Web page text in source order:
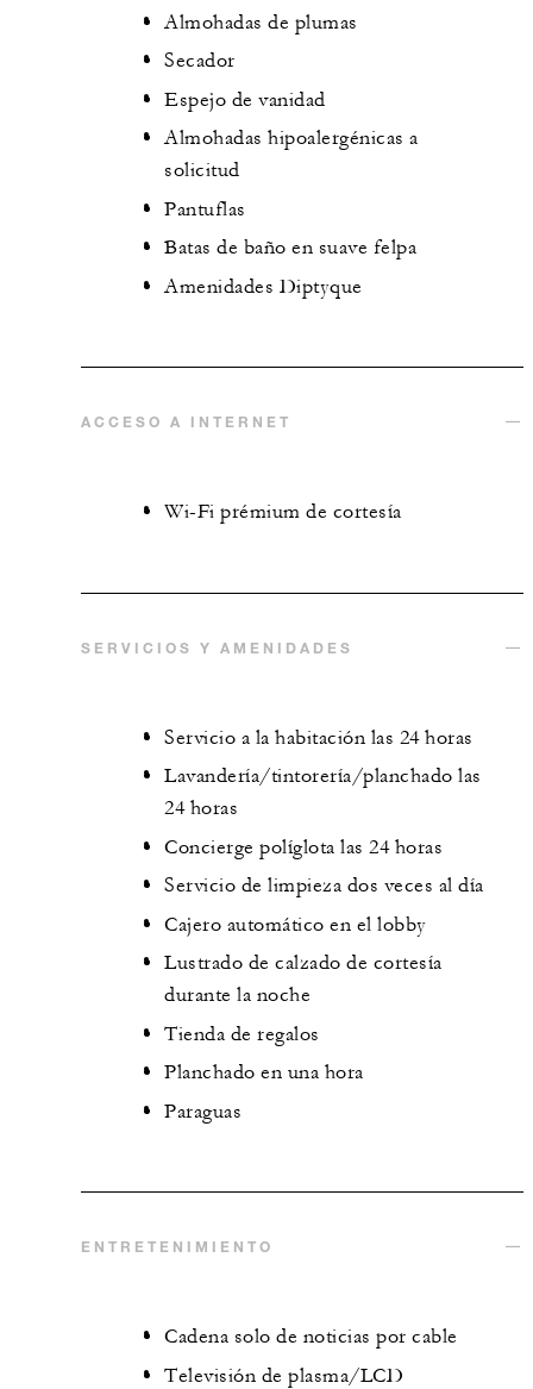
Almohadas de plumas
Secador
Espejo de vanidad
Almohadas hipoalergénicas a
solicitud
Pantuflas
Batas de baño en suave felpa
Amenidades Diptyque
ACCESO A INTERNET
Wi-Fi prémium de cortesía
SERVICIOS Y AMENIDADES
Servicio a la habitación las 24 horas
Lavandería/tintorería/planchado las
24 horas
Concierge políglota las 24 horas
Servicio de limpieza dos veces al día
Cajero automático en el lobby
Lustrado de calzado de cortesía
durante la noche
Tienda de regalos
Planchado en una hora
Paraguas
ENTRETENIMIENTO
Cadena solo de noticias por cable
Televisión de plasma/LCD